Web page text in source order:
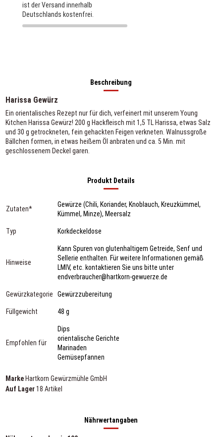
ist der Versand innerhalb
Deutschlands kostenfrei.
Beschreibung
Harissa Gewürz
Ein orientalisches Rezept nur für dich, verfeinert mit unserem Young
Kitchen Harissa Gewürz! 200 g Hackfleisch mit 1,5 TL Harissa, etwas Salz
und 30 g getrockneten, fein gehackten Feigen verkneten. Walnussgroße
Bällchen formen, in etwas heißem Öl anbraten und ca. 5 Min. mit
geschlossenem Deckel garen.
Produkt Details
Zutaten*
Gewürze (Chili, Koriander, Knoblauch, Kreuzkümmel,
Kümmel, Minze), Meersalz
Typ Korkdeckeldose
Hinweise
Kann Spuren von glutenhaltigem Getreide, Senf und
Sellerie enthalten. Für weitere Informationen gemäß
LMIV, etc. kontaktieren Sie uns bitte unter
endverbraucher@hartkorn-gewuerze.de
Gewürzkategorie Gewürzzubereitung
Füllgewicht 48 g
Empfohlen für
Dips
orientalische Gerichte
Marinaden
Gemüsepfannen
Marke Hartkorn Gewürzmühle GmbH
Auf Lager 18 Artikel
Nährwertangaben